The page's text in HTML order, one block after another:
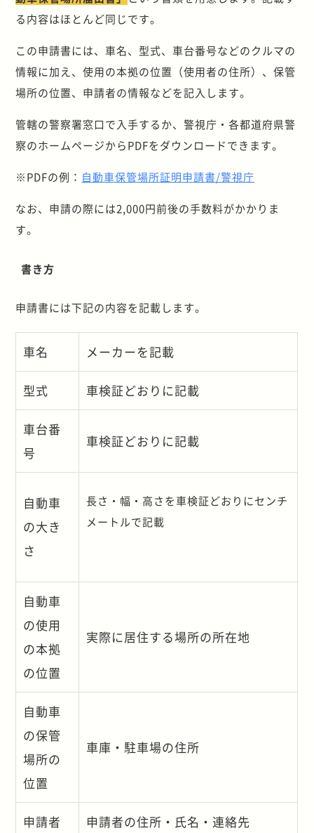
る内容はほとんど同じです。
この申請書には、車名、型式、車台番号などのクルマの
情報に加え、使用の本拠の位置（使用者の住所）、保管
場所の位置、申請者の情報などを記入します。
管轄の警察署窓口で入手するか、警視庁・各都道府県警
察のホームページからPDFをダウンロードできます。
※PDFの例： 自動車保管場所証明申請書/警視庁
なお、申請の際には2,000円前後の手数料がかかりま
す。
書き方
申請書には下記の内容を記載します。
車名 メーカーを記載
型式 車検証どおりに記載
車台番
号
車検証どおりに記載
自動車
の大き
さ
長さ・幅・高さを車検証どおりにセンチ
メートルで記載
自動車
の使用
の本拠
の位置
実際に居住する場所の所在地
自動車
の保管
場所の
位置
車庫・駐車場の住所
申請者 申請者の住所・氏名・連絡先